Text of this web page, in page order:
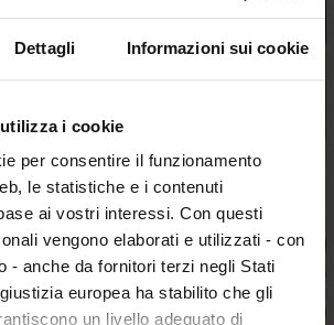
Dettagli Informazioni sui cookie
i cookie
per consentire il funzionamento
le statistiche e i contenuti
ai vostri interessi. Con questi
vengono elaborati e utilizzati - con
- anche da fornitori terzi negli Stati
europea ha stabilito che gli
un livello adeguato di